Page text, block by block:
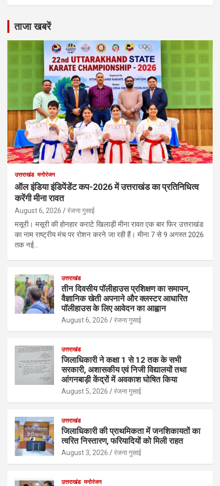
ताजा खबरें
उत्तराखंड मनोरंजन
ऑल इंडिया इंडिपेंडेंट कप-2026 में उत्तराखंड का प्रतिनिधित्व
करेंगी मीना रावत
August 6, 2026 रंजना गुसाई
मसूरी। मसूरी की होनहार कराटे खिलाड़ी मीना रावत एक बार फिर उत्तराखंड
का नाम राष्ट्रीय मंच पर रोशन करने जा रही हैं। मीना 7 से 9 अगस्त 2026
तक नई…
उत्तराखंड
तीन दिवसीय पॉलीहाउस प्रशिक्षण का समापन,
वैज्ञानिक खेती अपनाने और क्लस्टर आधारित
पॉलीहाउस के लिए आवेदन का आह्वान
August 6, 2026 रंजना गुसाई
उत्तराखंड
जिलाधिकारी ने कक्षा 1 से 12 तक के सभी
सरकारी, अशासकीय एवं निजी विद्यालयों तथा
आंगनबाड़ी केंद्रों में अवकाश घोषित किया
August 5, 2026 रंजना गुसाई
उत्तराखंड
जिलाधिकारी की प्राथमिकता में जनशिकायतों का
त्वरित निस्तारण, फरियादियों को मिली राहत
August 3, 2026 रंजना गुसाई
उत्तराखंड मनोरंजन